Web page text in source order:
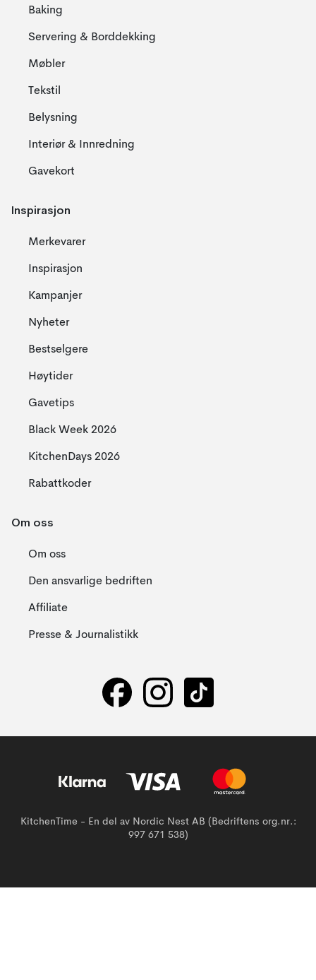
Baking
Servering & Borddekking
Møbler
Tekstil
Belysning
Interiør & Innredning
Gavekort
Inspirasjon
Merkevarer
Inspirasjon
Kampanjer
Nyheter
Bestselgere
Høytider
Gavetips
Black Week 2026
KitchenDays 2026
Rabattkoder
Om oss
Om oss
Den ansvarlige bedriften
Affiliate
Presse & Journalistikk
KitchenTime - En del av Nordic Nest AB (Bedriftens org.nr.:
997 671 538)